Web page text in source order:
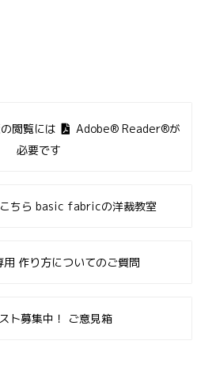
閲覧には
Adobe® Reader®が
必要です
ちら basic fabricの洋裁教室
用 作り方についてのご質問
ト募集中！ ご意見箱